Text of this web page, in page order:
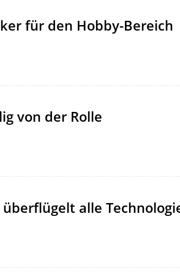
für den Hobby-Bereich
von der Rolle
überflügelt alle